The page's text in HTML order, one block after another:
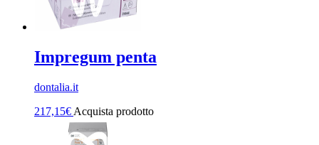
Impregum penta
dontalia.it
217,15€ Acquista prodotto